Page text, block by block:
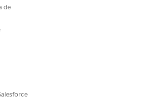
Os propósitos de uso de dados
vinculados a registros de base legal de
identificam normas legais específicas.
de dados para solicitantes em
decisão para mapear fins de uso de
ou leasing de veículo. A matriz
os tipos de divulgações para as
de